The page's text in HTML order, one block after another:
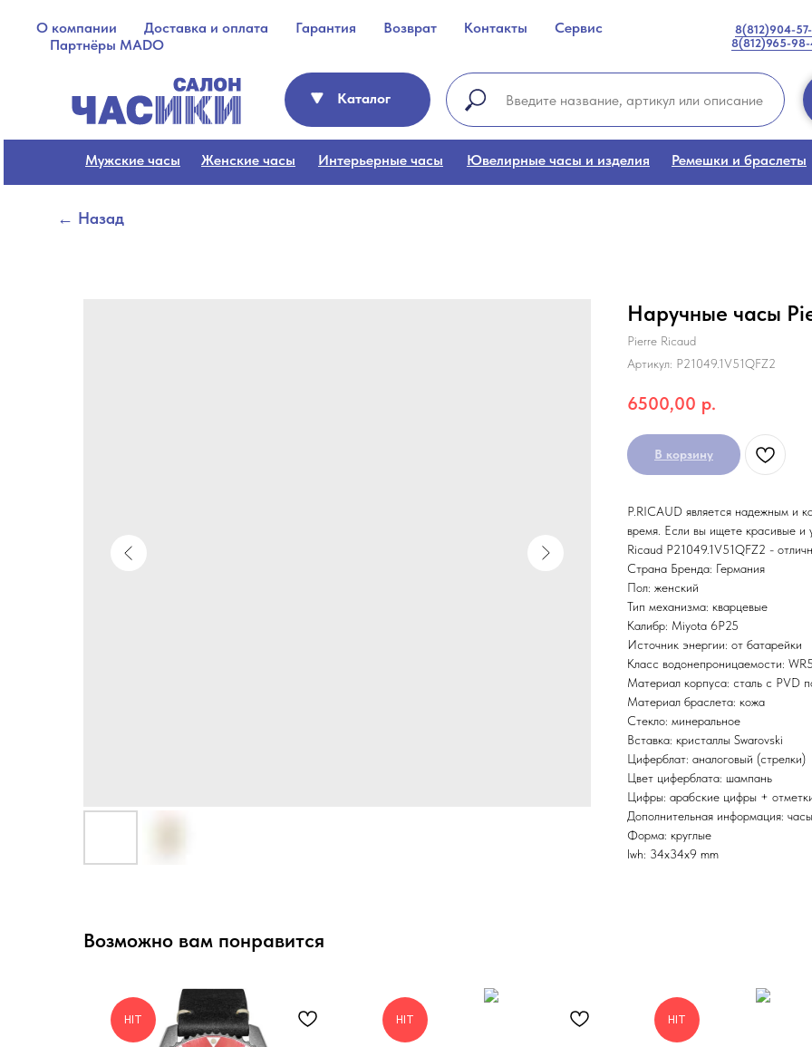
О компании Доставка и оплата Гарантия Возврат Контакты
Сервис
Партнёры MADO
8(812)904-
8(812)965-
Мужские часы Женские часы Интерьерные часы Ювелирные часы и изделия Ремешки и браслеты
← Назад
Каталог
Наручные часы
Pierre Ricaud
Артикул: P21049.1V51QFZ2
6500,00 р.
В корзину
P.RICAUD является надежным и
время. Если вы ищете красивые и
Ricaud P21049.1V51QFZ2 -
Страна Бренда: Германия
Пол: женский
Тип механизма: кварцевые
Калибр: Miyota 6P25
Источник энергии: от батарейки
Класс водонепроницаемости:
Материал корпуса: сталь с PVD
Материал браслета: кожа
Стекло: минеральное
Вставка: кристаллы Swarovski
Циферблат: аналоговый (стрелки)
Цвет циферблата: шампань
Цифры: арабские цифры +
Дополнительная информация:
Форма: круглые
lwh: 34x34x9 mm
Возможно вам понравится
HIT HIT HIT